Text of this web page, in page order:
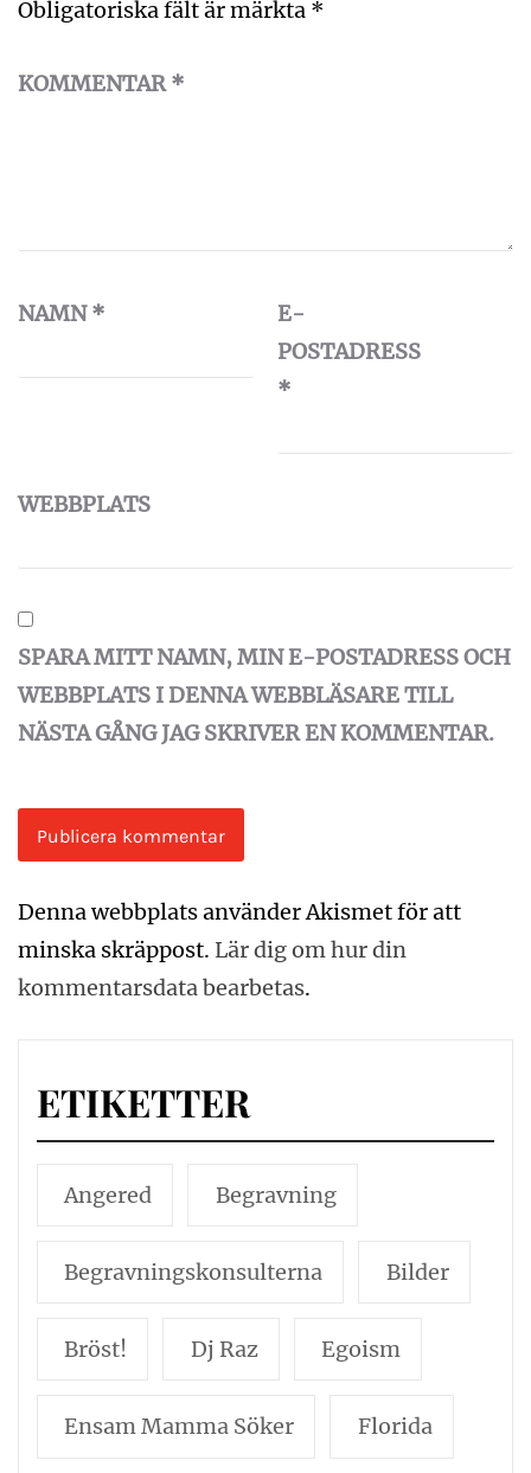
Obligatoriska fält är märkta *
KOMMENTAR*
NAMN*
E-
POSTADRESS
*
WEBBPLATS
SPARA MITT NAMN, MIN E-POSTADRESS OCH
WEBBPLATS I DENNA WEBBLÄSARE TILL
NÄSTA GÅNG JAG SKRIVER EN KOMMENTAR.
Denna webbplats använder Akismet för att
minska skräppost. Lär dig om hur din
kommentarsdata bearbetas.
ETIKETTER
Angered Begravning
Begravningskonsulterna Bilder
Bröst! Dj Raz Egoism
Ensam Mamma Söker Florida